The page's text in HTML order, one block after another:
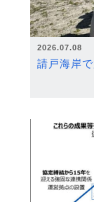
2026.07.08
請戸海岸